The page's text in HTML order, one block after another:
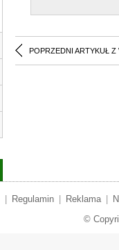
POPRZEDNI ARTYKUŁ Z
Regulamin Reklama
©